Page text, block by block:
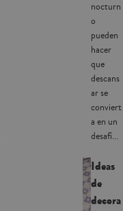
nocturn
o
pueden
hacer
que
descans
ar se
conviert
a en un
desafí...
Ideas
de
decora